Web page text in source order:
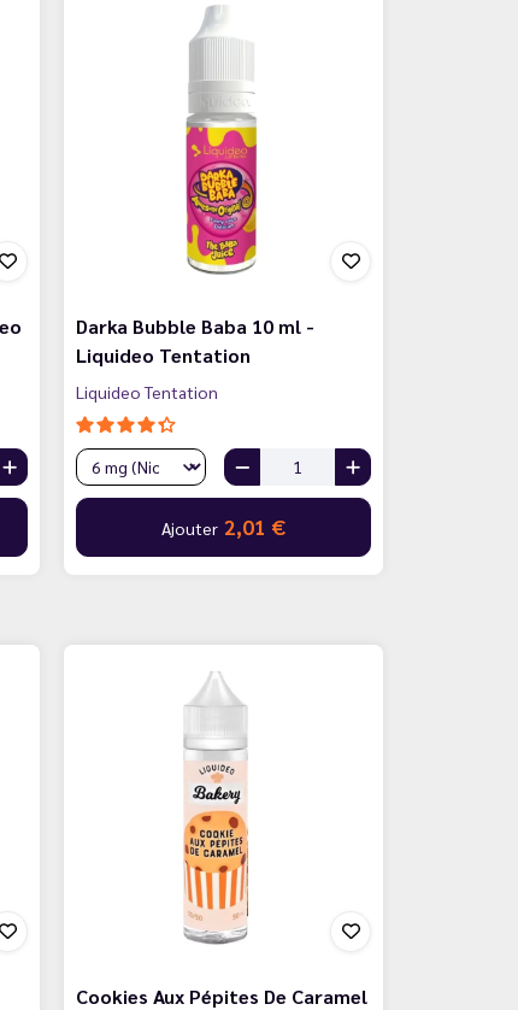
Darka Bubble Baba 10 ml -
Liquideo Tentation
Liquideo Tentation
Ajouter 2,01 €
Cookies Aux Pépites De Caramel